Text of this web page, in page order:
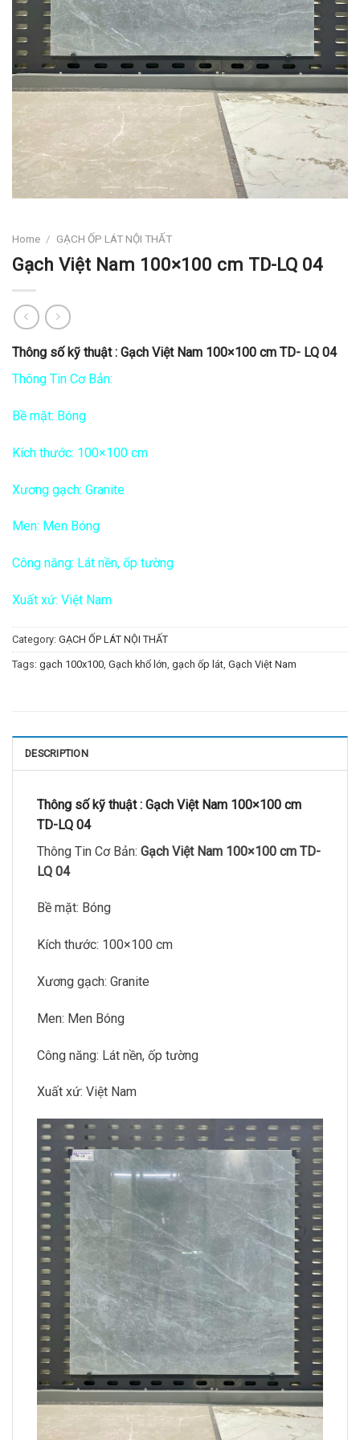
Home / GẠCH ỐP LÁT NỘI THẤT
Gạch Việt Nam 100×100 cm TD-LQ 04
Thông số kỹ thuật : Gạch Việt Nam 100×100 cm TD- LQ 04
Thông Tin Cơ Bản:
Bề mặt: Bóng
Kích thước: 100×100 cm
Xương gạch: Granite
Men: Men Bóng
Công năng: Lát nền, ốp tường
Xuất xứ: Việt Nam
Category: GẠCH ỐP LÁT NỘI THẤT
Tags: gạch 100x100 Gạch khổ lớn gạch ốp lát Gạch Việt Nam
DESCRIPTION
Thông số kỹ thuật : Gạch Việt Nam 100×100 cm
TD-LQ 04
Thông Tin Cơ Bản: Gạch Việt Nam 100×100 cm TD-
LQ 04
Bề mặt: Bóng
Kích thước: 100×100 cm
Xương gạch: Granite
Men: Men Bóng
Công năng: Lát nền, ốp tường
Xuất xứ: Việt Nam